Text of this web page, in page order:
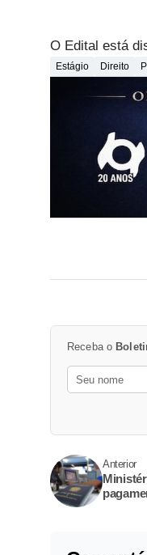
O Edital está
Estágio Direito
Receba o
Anterior